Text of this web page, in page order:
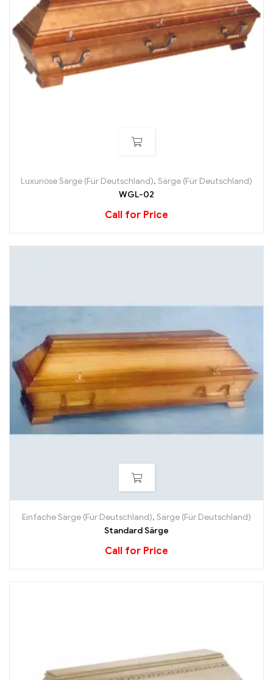
Luxuriöse Särge (Für Deutschland), Särge (Für Deutschland)
WGL-02
Call for Price
Einfache Särge (Für Deutschland), Särge (Für Deutschland)
Standard Särge
Call for Price